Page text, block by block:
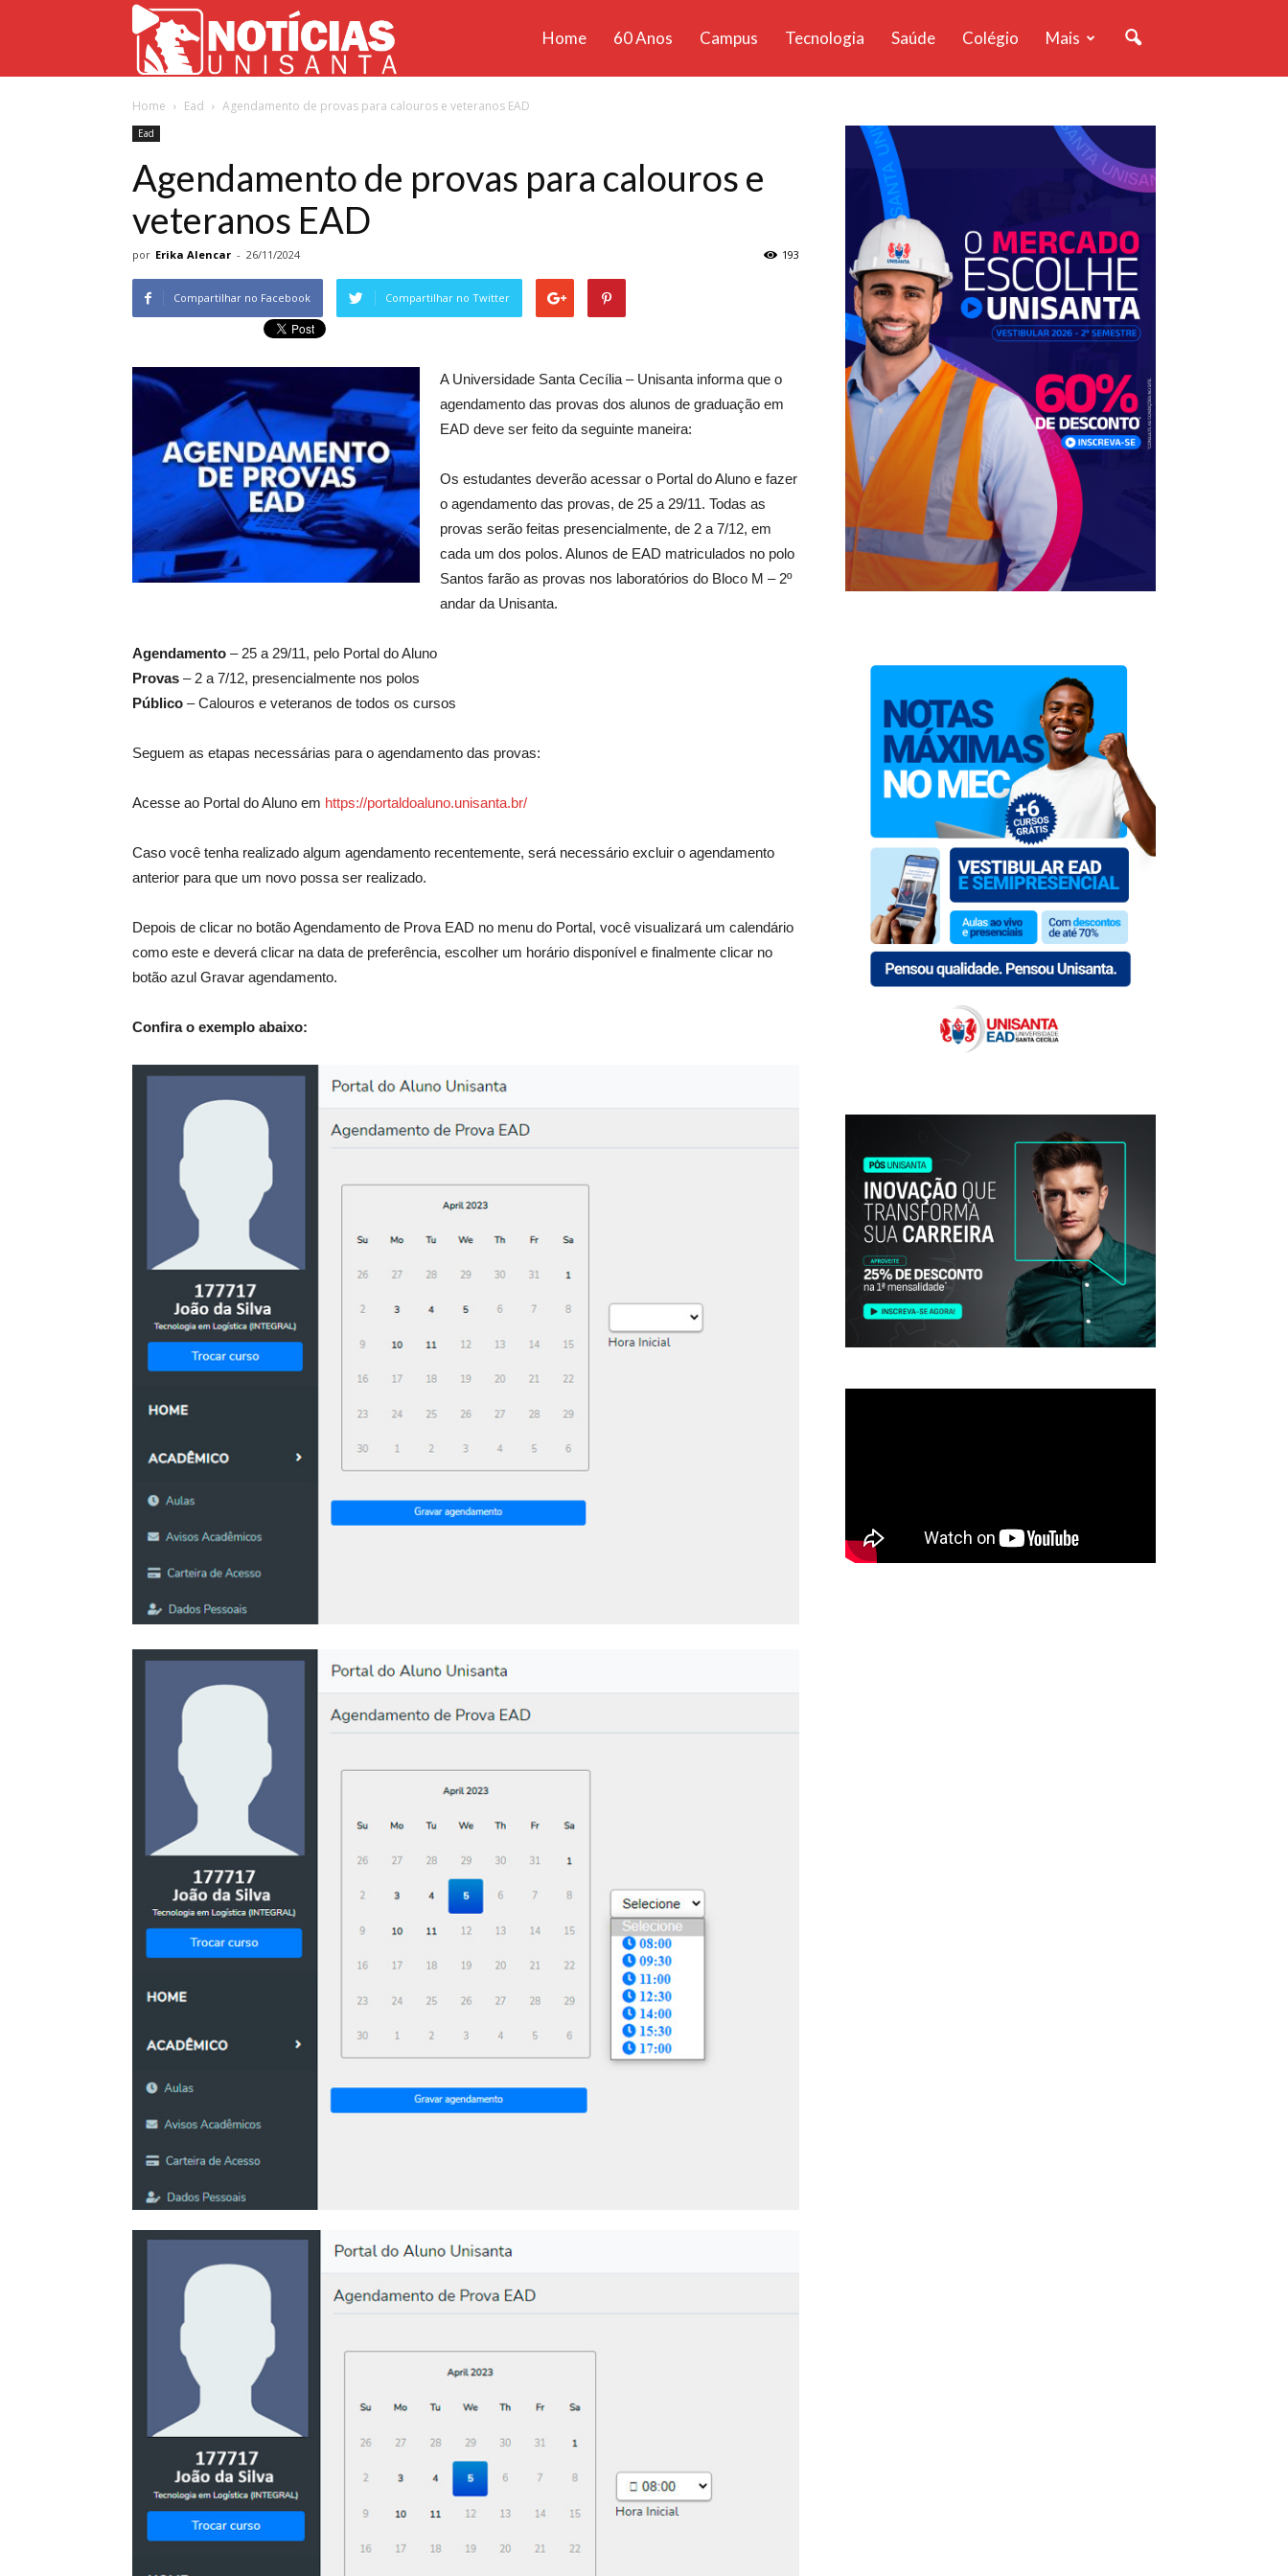
Unisanta
Home 60 Anos Campus Tecnologia Saúde Colégio Mais
Home Ead Agendamento de provas para calouros e veteranos EAD
Ead
Agendamento de provas para calouros e
veteranos EAD
por Erika Alencar - 26/11/2024 193
Compartilhar no Facebook Compartilhar no Twitter
A Universidade Santa Cecília – Unisanta informa que o
agendamento das provas dos alunos de graduação em
EAD deve ser feito da seguinte maneira:
Os estudantes deverão acessar o Portal do Aluno e fazer
o agendamento das provas, de 25 a 29/11. Todas as
provas serão feitas presencialmente, de 2 a 7/12, em
cada um dos polos. Alunos de EAD matriculados no polo
Santos farão as provas nos laboratórios do Bloco M – 2º
andar da Unisanta.
Agendamento – 25 a 29/11, pelo Portal do Aluno
Provas – 2 a 7/12, presencialmente nos polos
Público – Calouros e veteranos de todos os cursos
Seguem as etapas necessárias para o agendamento das provas:
Acesse ao Portal do Aluno em https://portaldoaluno.unisanta.br/
Caso você tenha realizado algum agendamento recentemente, será necessário excluir o agendamento
anterior para que um novo possa ser realizado.
Depois de clicar no botão Agendamento de Prova EAD no menu do Portal, você visualizará um calendário
como este e deverá clicar na data de preferência, escolher um horário disponível e finalmente clicar no
botão azul Gravar agendamento.
Confira o exemplo abaixo: